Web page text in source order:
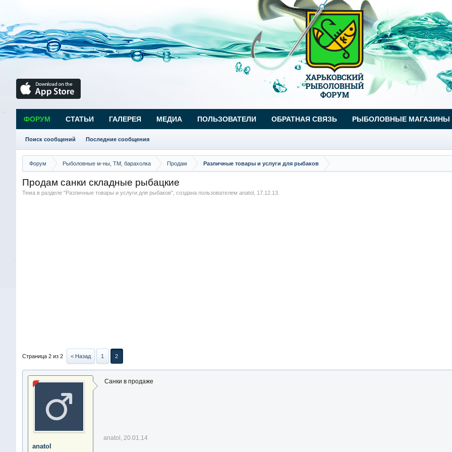
Форум Рыболовные м-ны, ТМ, барахолка Продам Различные товары и услуги для рыбаков
Продам санки складные рыбацкие
Тема в разделе "Различные товары и услуги для рыбаков", создана пользователем anatol, 17.12.13.
Страница 2 из 2 < Назад 1 2
anatol
Санки в продаже
anatol , 20.01.14
ФОРУМ
Поиск сообщений Последние сообщения
СТАТЬИ ГАЛЕРЕЯ МЕДИА ПОЛЬЗОВАТЕЛИ ОБРАТНАЯ СВЯЗЬ РЫБОЛОВНЫЕ МАГАЗИНЫ